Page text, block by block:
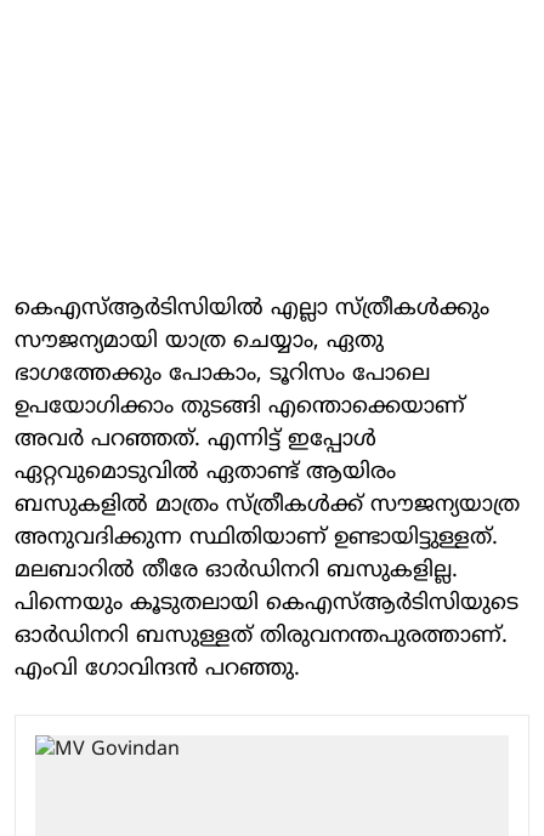
കെഎസ്ആര്‍ടിസിയില്‍ എല്ലാ സ്ത്രീകള്‍ക്കും
സൗജന്യമായി യാത്ര ചെയ്യാം, ഏതു
ഭാഗത്തേക്കും പോകാം, ടൂറിസം പോലെ
ഉപയോഗിക്കാം തുടങ്ങി എന്തൊക്കെയാണ്
അവര്‍ പറഞ്ഞത്. എന്നിട്ട് ഇപ്പോള്‍
ഏറ്റവുമൊടുവില്‍ ഏതാണ്ട് ആയിരം
ബസുകളില്‍ മാത്രം സ്ത്രീകള്‍ക്ക് സൗജന്യയാത്ര
അനുവദിക്കുന്ന സ്ഥിതിയാണ് ഉണ്ടായിട്ടുള്ളത്.
മലബാറില്‍ തീരേ ഓര്‍ഡിനറി ബസുകളില്ല.
പിന്നെയും കൂടുതലായി കെഎസ്ആര്‍ടിസിയുടെ
ഓര്‍ഡിനറി ബസുള്ളത് തിരുവനന്തപുരത്താണ്.
എംവി ഗോവിന്ദന്‍ പറഞ്ഞു.